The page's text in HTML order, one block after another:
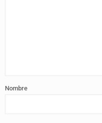
Nombre